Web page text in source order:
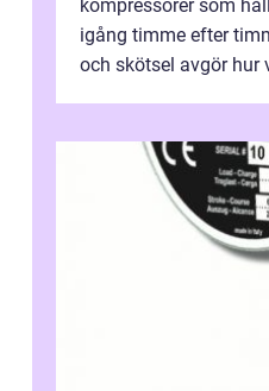
kompressorer som
igång timme efter
och skötsel avgör hur